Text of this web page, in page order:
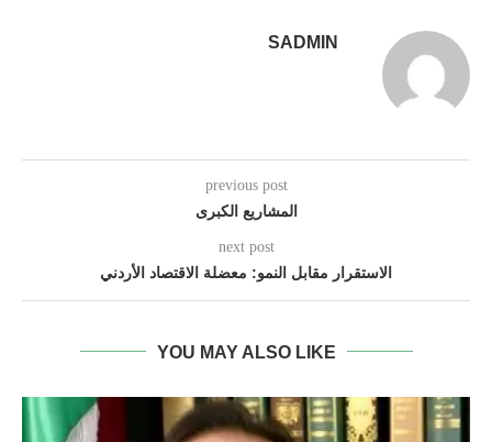
SADMIN
previous post
المشاريع الكبرى
next post
الاستقرار مقابل النمو: معضلة الاقتصاد الأردني
YOU MAY ALSO LIKE